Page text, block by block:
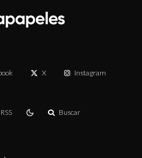
X Instagram
RSS Buscar